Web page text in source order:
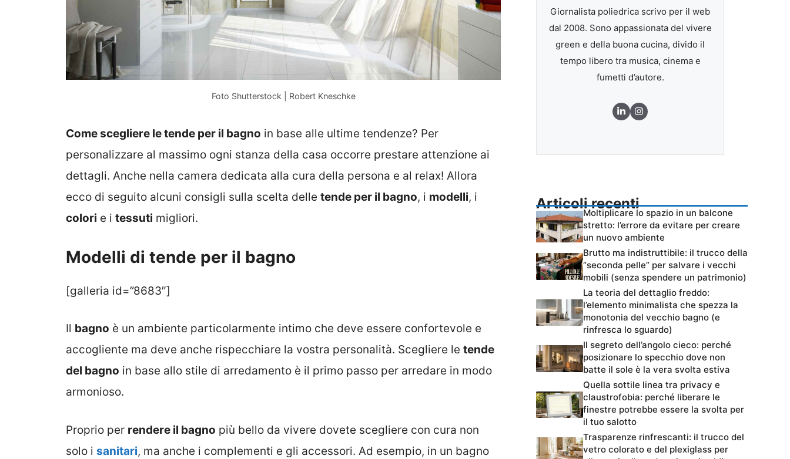
Foto Shutterstock | Robert Kneschke
Come scegliere le tende per il bagno in base alle ultime tendenze? Per
personalizzare al massimo ogni stanza della casa occorre prestare attenzione ai
dettagli. Anche nella camera dedicata alla cura della persona e al relax! Allora
ecco di seguito alcuni consigli sulla scelta delle tende per il bagno, i modelli, i
colori e i tessuti migliori.
Modelli di tende per il bagno
[galleria id=”8683″]
Il bagno è un ambiente particolarmente intimo che deve essere confortevole e
accogliente ma deve anche rispecchiare la vostra personalità. Scegliere le tende
del bagno in base allo stile di arredamento è il primo passo per arredare in modo
armonioso.
Proprio per rendere il bagno più bello da vivere dovete scegliere con cura non
solo i sanitari, ma anche i complementi e gli accessori. Ad esempio, in un bagno
Giornalista poliedrica scrivo per il web
dal 2008. Sono appassionata del vivere
green e della buona cucina, divido il
tempo libero tra musica, cinema e
fumetti d’autore.
Articoli recenti
Moltiplicare lo spazio in un balcone
stretto: l’errore da evitare per creare
un nuovo ambiente
Brutto ma indistruttibile: il trucco della
“seconda pelle” per salvare i vecchi
mobili (senza spendere un patrimonio)
La teoria del dettaglio freddo:
l’elemento minimalista che spezza la
monotonia del vecchio bagno (e
rinfresca lo sguardo)
Il segreto dell’angolo cieco: perché
posizionare lo specchio dove non
batte il sole è la vera svolta estiva
Quella sottile linea tra privacy e
claustrofobia: perché liberare le
finestre potrebbe essere la svolta per
il tuo salotto
Trasparenze rinfrescanti: il trucco del
vetro colorato e del plexiglass per